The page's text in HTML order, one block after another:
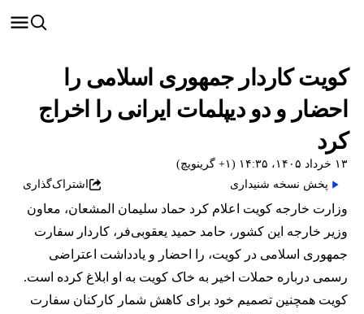
کویت کاردار جمهوری اسلامی را
احضار و دو دیپلمات ایرانی را اخراج
کرد
۱۳ خرداد ۱۴۰۵، ۱۴:۳۵ (‎+۱ گرینویچ)
پخش نسخه شنیداری
اشتراک‌گذاری
وزارت خارجه کویت اعلام کرد حماد سلیمان المشعان، معاون
وزیر خارجه این کشور، حامد حمید یعقوبی‌فر، کاردار سفارت
جمهوری اسلامی در کویت، را احضار و یادداشت اعتراضی
رسمی درباره حملات اخیر به خاک کویت به او ابلاغ کرده است.
کویت همچنین تصمیم خود برای کاهش شمار کارکنان سفارت